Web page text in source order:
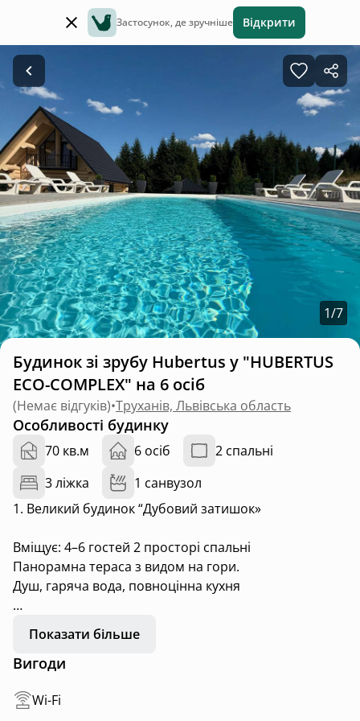
Застосунок, де зручніше Відкрити
1/7
Будинок зі зрубу Hubertus у "HUBERTUS
ECO-COMPLEX" на 6 осіб
(Немає відгуків)•Труханів, Львівська область
Особливості будинку
70 кв.м 6 осіб
2 спальні
3 ліжка
1 санвузол
1. Великий будинок “Дубовий затишок»
Вміщує: 4–6 гостей 2 просторі спальні
Панорамна тераса з видом на гори.
Душ, гаряча вода, повноцінна кухня
Ідеальний варіант для родин чи компанії друзів.
Тиша, аромат дерева і вигляд, що вражає — усе для
повного перезавантаження.
⸻
Показати більше
Вигоди
Wi-Fi